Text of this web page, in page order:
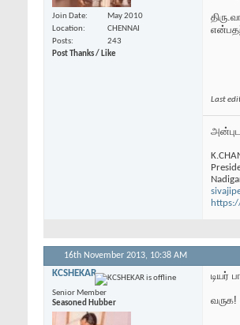
Join Date
May 2010
Location
CHENNAI
Posts
243
Post Thanks / Like
Last
16th November 2013, 10:38 AM
KCSHEKAR
Senior Member
Seasoned Hubber
டியர்
வருக!